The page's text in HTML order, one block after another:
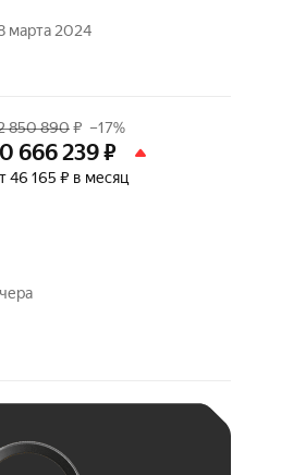
марта 2024
850 890₽ –17%
666 239₽
46 165 ₽ в месяц